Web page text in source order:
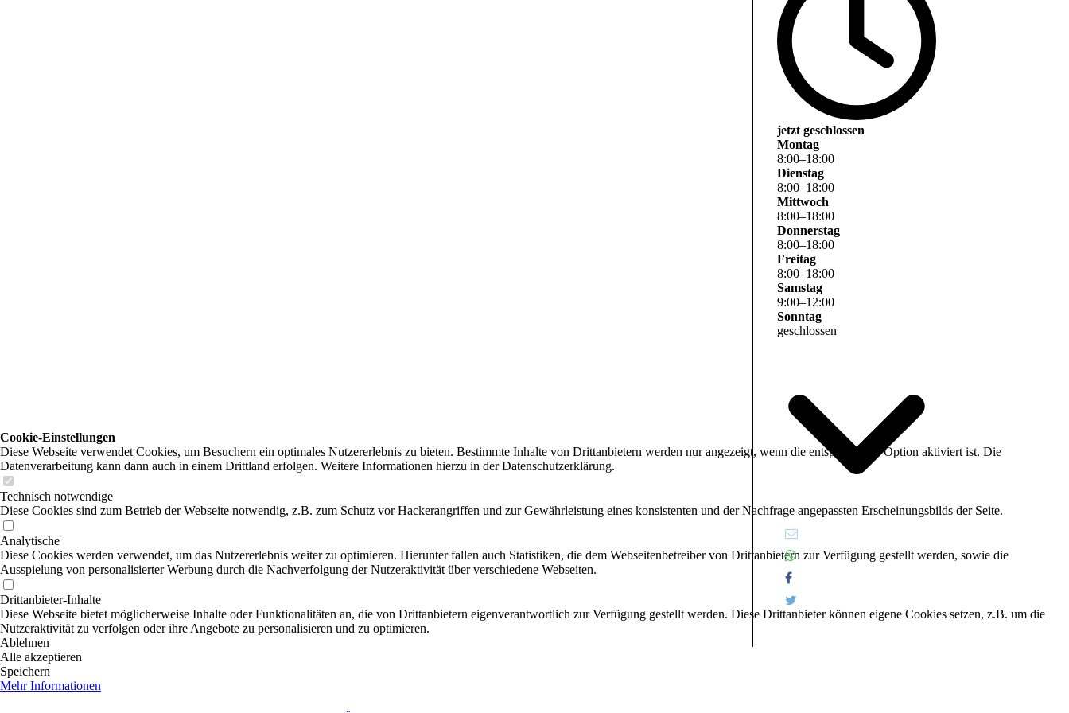
jetzt geschlossen
Montag
8:00–18:00
Dienstag
8:00–18:00
Mittwoch
8:00–18:00
Donnerstag
8:00–18:00
Freitag
8:00–18:00
Samstag
9:00–12:00
Sonntag
geschlossen
Cookie-Einstellungen
Diese Webseite verwendet Cookies, um Besuchern ein optimales Nutzererlebnis zu bieten. Bestimmte Inhalte von Drittanbietern werden nur angezeigt, wenn die entsprechende Option aktiviert ist. Die
Datenverarbeitung kann dann auch in einem Drittland erfolgen. Weitere Informationen hierzu in der Datenschutzerklärung.
Technisch notwendige
Diese Cookies sind zum Betrieb der Webseite notwendig, z.B. zum Schutz vor Hackerangriffen und zur Gewährleistung eines konsistenten und der Nachfrage angepassten Erscheinungsbilds der Seite.
Analytische
Diese Cookies werden verwendet, um das Nutzererlebnis weiter zu optimieren. Hierunter fallen auch Statistiken, die dem Webseitenbetreiber von Drittanbietern zur Verfügung gestellt werden, sowie die
Ausspielung von personalisierter Werbung durch die Nachverfolgung der Nutzeraktivität über verschiedene Webseiten.
Drittanbieter-Inhalte
Diese Webseite bietet möglicherweise Inhalte oder Funktionalitäten an, die von Drittanbietern eigenverantwortlich zur Verfügung gestellt werden. Diese Drittanbieter können eigene Cookies setzen, z.B. um die
Nutzeraktivität zu verfolgen oder ihre Angebote zu personalisieren und zu optimieren.
Ablehnen
Alle akzeptieren
Speichern
Mehr Informationen